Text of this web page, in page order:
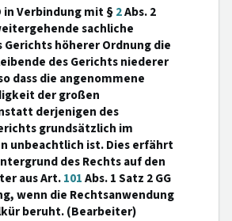
in Verbindung mit §2Abs. 2
sachliche
höherer Ordnung die
des Gerichts niederer
dass die angenommene
der großen
derjenigen des
grundsätzlich im
unbeachtlich ist. Dies erfährt
des Rechts auf den
aus Art.101Abs. 1 Satz 2 GG
wenn die Rechtsanwendung
beruht. (Bearbeiter)